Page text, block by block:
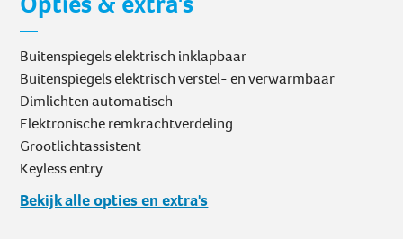
Buitenspiegels elektrisch inklapbaar
Buitenspiegels elektrisch verstel- en verwarmbaar
Dimlichten automatisch
Elektronische remkrachtverdeling
Grootlichtassistent
Keyless entry
Bekijk alle opties en extra's